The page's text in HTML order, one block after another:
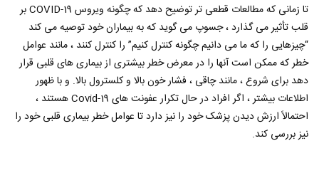
تا زمانی که مطالعات قطعی تر توضیح دهد که چگونه ویروس COVID-19 بر
قلب تأثیر می گذارد ، جسوپ می گوید که به بیماران خود توصیه می کند
“چیزهایی را که ما می دانیم چگونه کنترل کنیم” را کنترل کنند ، مانند عوامل
خطر که ممکن است آنها را در معرض خطر بیشتری از بیماری های قلبی قرار
دهد برای شروع ، مانند چاقی ، فشار خون بالا و کلسترول بالا. و با ظهور
اطلاعات بیشتر ، اگر افراد در حال تکرار عفونت های Covid-19 هستند ،
احتمالاً ارزش دیدن پزشک خود را نیز دارد تا عوامل خطر بیماری قلبی خود را
نیز بررسی کند.